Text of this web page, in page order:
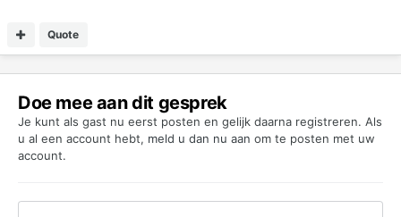
Quote
Doe mee aan dit gesprek
Je kunt als gast nu eerst posten en gelijk daarna registreren. Als
u al een account hebt, meld u dan nu aan om te posten met uw
account.